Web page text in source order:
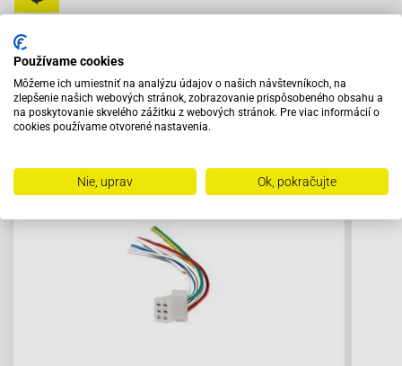
Používame cookies
Môžeme ich umiestniť na analýzu údajov o našich návštevníkoch, na
zlepšenie našich webových stránok, zobrazovanie prispôsobeného obsahu a
na poskytovanie skvelého zážitku z webových stránok. Pre viac informácií o
cookies používame otvorené nastavenia.
Nie, uprav Ok, pokračujte